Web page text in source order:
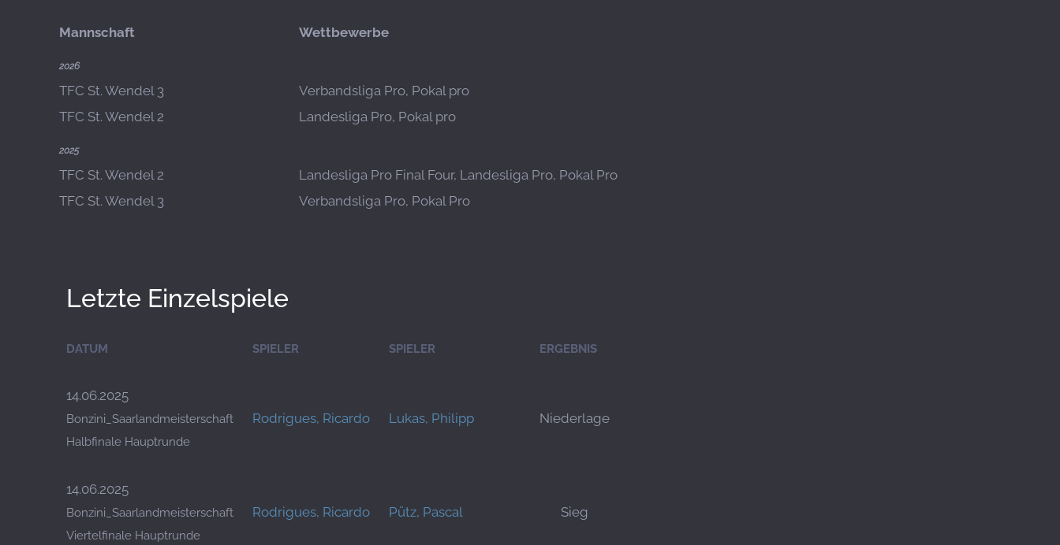
Mannschaft Wettbewerbe
2026
TFC St. Wendel 3
Verbandsliga Pro, Pokal pro
TFC St. Wendel 2
Landesliga Pro, Pokal pro
2025
TFC St. Wendel 2
Landesliga Pro Final Four, Landesliga Pro, Pokal Pro
TFC St. Wendel 3
Verbandsliga Pro, Pokal Pro
Letzte Einzelspiele
DATUM SPIELER SPIELER ERGEBNIS
14.06.2025
Bonzini_Saarlandmeisterschaft
Halbfinale Hauptrunde
Rodrigues, Ricardo Lukas, Philipp Niederlage
14.06.2025
Bonzini_Saarlandmeisterschaft
Viertelfinale Hauptrunde
Rodrigues, Ricardo Pütz, Pascal Sieg